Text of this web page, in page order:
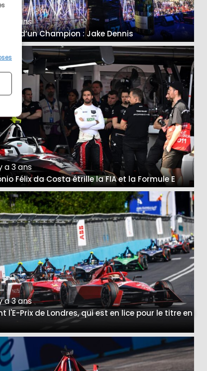
a 3 ans
d’un Champion : Jake Dennis
a 3 ans
Félix da Costa étrille la FIA et la Formule E
a 3 ans
l'E-Prix de Londres, qui est en lice pour le titre en